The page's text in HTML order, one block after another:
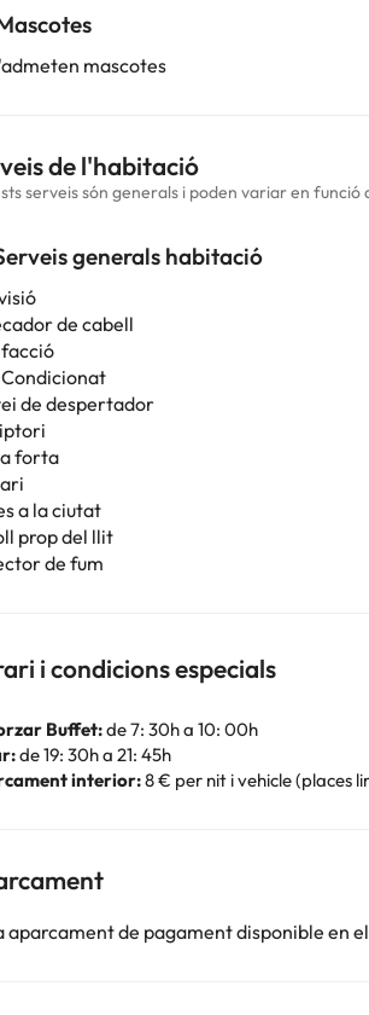
mascotes
de l'habitació
serveis són generals i poden variar en
generals habitació
de cabell
de despertador
forta
a la ciutat
prop del llit
de fum
i condicions especials
Buffet:de 7: 30h a 10: 00h
de 19: 30h a 21: 45h
interior:8 € per nit i vehicle (places
aparcament de pagament disponible en